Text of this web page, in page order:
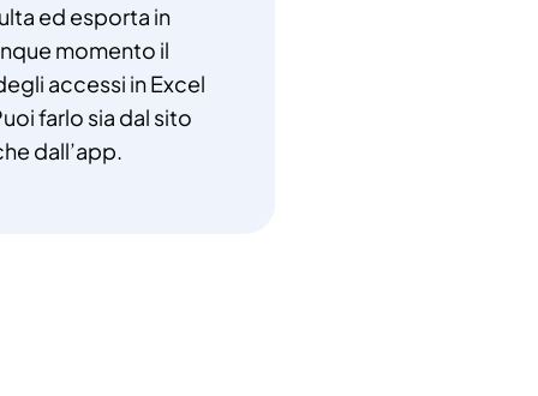
ed esporta in
momento il
accessi in Excel
farlo sia dal sito
dall’app.